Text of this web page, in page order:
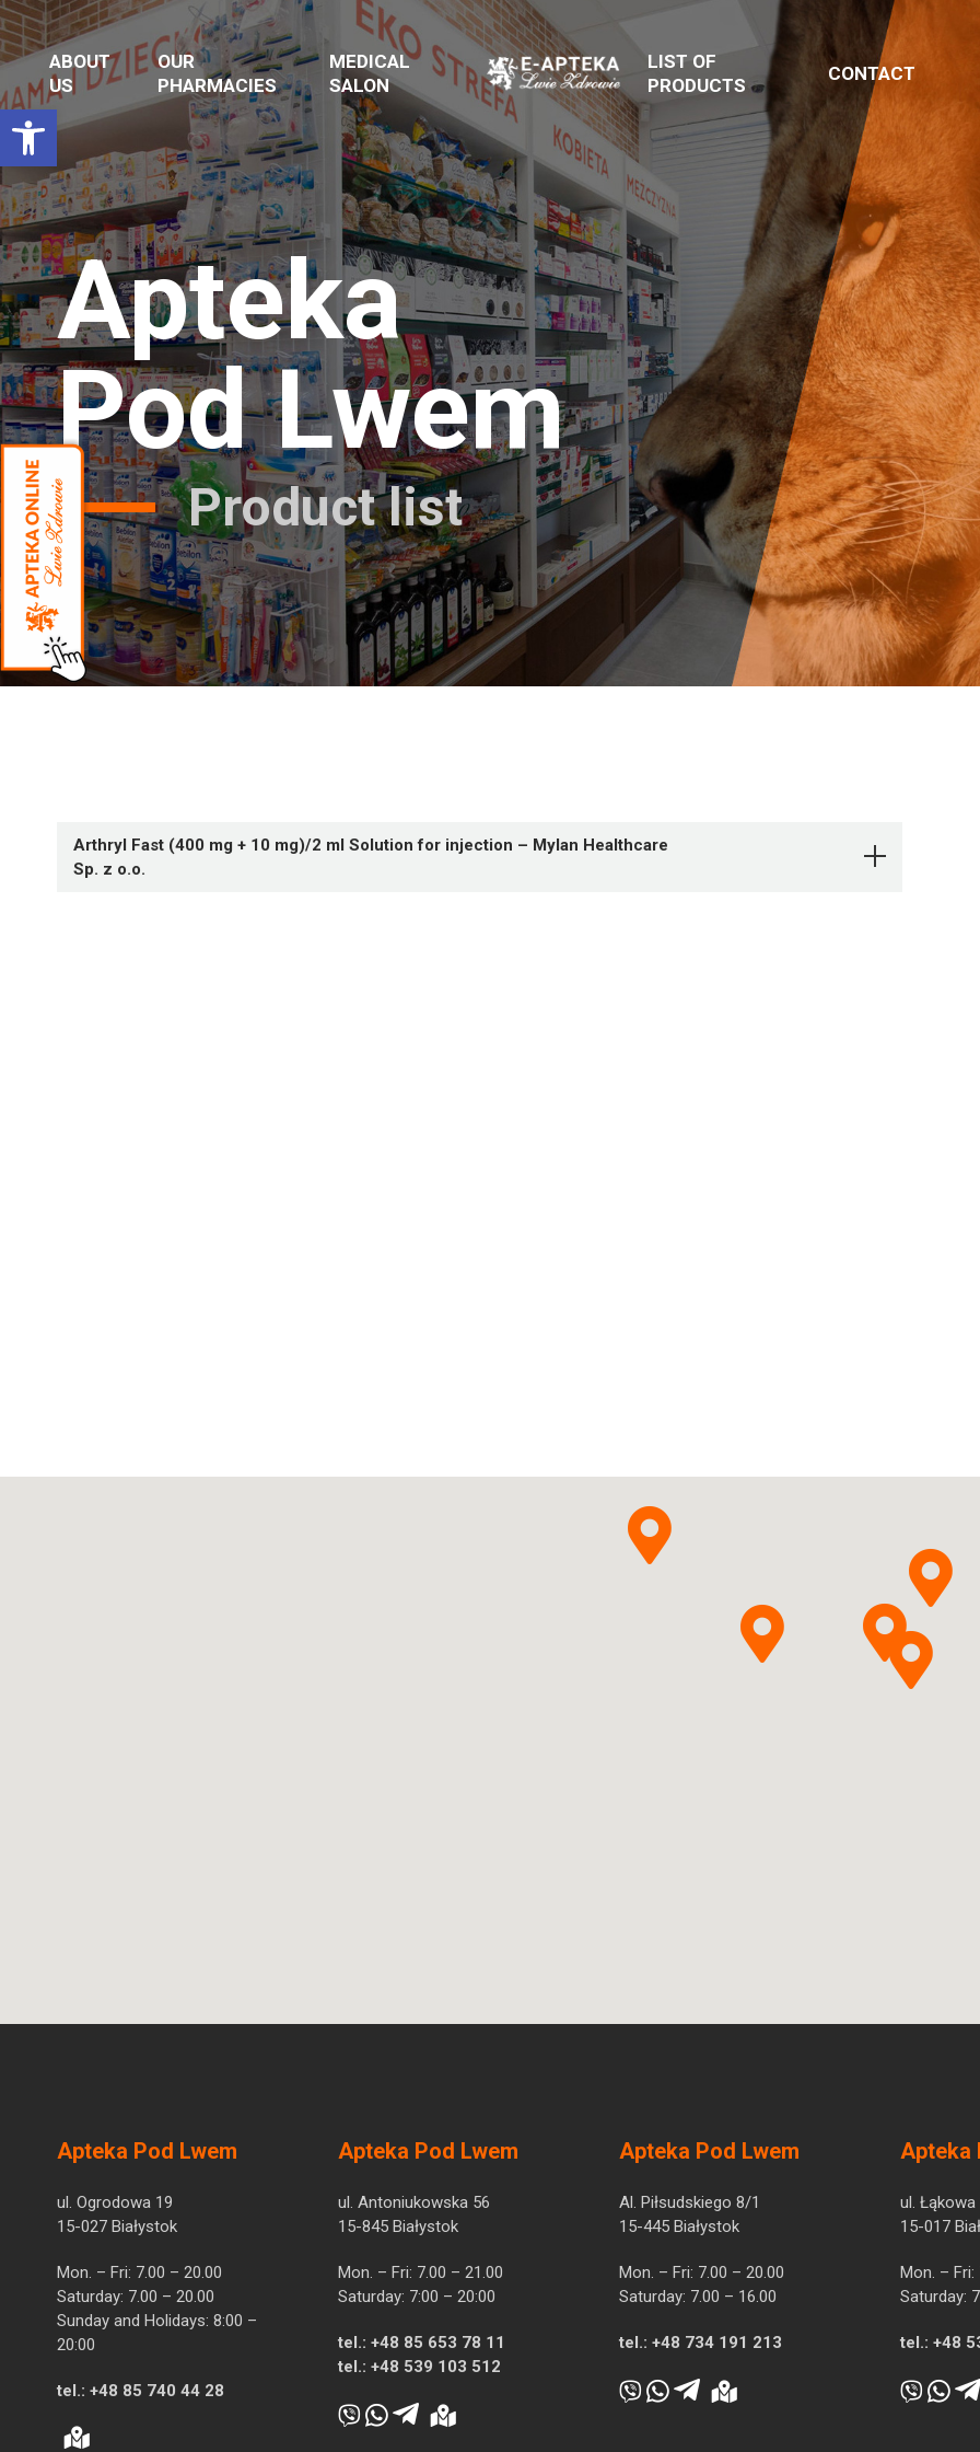
Open toolbar
ABOUT
US
OUR
PHARMACIES
MEDICAL
SALON
LIST OF
PRODUCTS
CONTACT
Apteka
Pod Lwem
Product list
Arthryl Fast (400 mg + 10 mg)/2 ml Solution for injection – Mylan Healthcare
Sp. z o.o.
Apteka Pod Lwem
ul. Ogrodowa 19
15-027 Białystok
Mon. – Fri: 7.00 – 20.00
Saturday: 7.00 – 20.00
Sunday and Holidays: 8:00 –
20:00
tel.: +48 85 740 44 28
Apteka Pod Lwem
ul. Antoniukowska 56
15-845 Białystok
Mon. – Fri: 7.00 – 21.00
Saturday: 7:00 – 20:00
tel.: +48 85 653 78 11
tel.: +48 539 103 512
Apteka Pod Lwem
Al. Piłsudskiego 8/1
15-445 Białystok
Mon. – Fri: 7.00 – 20.00
Saturday: 7.00 – 16.00
tel.: +48 734 191 213
Apteka
ul. Łąkowa
15-017
Mon. – Fri:
Saturday:
tel.: +48